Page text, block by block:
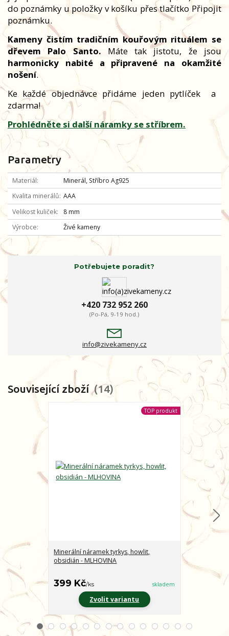
do poznámky u položky v košíku přes tlačítko Připojit
poznámku.
Kameny čistím tradičním kouřovým rituálem se
dřevem Palo Santo. Máte tak jistotu, že jsou
harmonicky nabité a připravené na okamžité
nošení.
Ke každé objednávce přidáme jeden pytlíček
a
zdarma!
Prohlédněte si další náramky se stříbrem.
Parametry
Materiál
Minerál, Stříbro Ag925
Kvalita minerálů AAA
Velikost kuliček
8 mm
Výrobce
Živé kameny
Potřebujete poradit?
+420 732 952 260
(Po-Pá, 9-19 hod.)
info@zivekameny.cz
Související zboží 14
TOP produkt
Minerální náramek tyrkys, howlit,
obsidián - MLHOVINA
399 Kč/ks skladem
Zvolit variantu
Minerální
CHARAKTER
ks